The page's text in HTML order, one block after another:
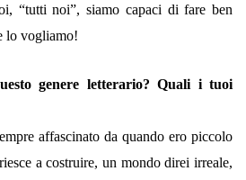
“tutti noi”, siamo capaci di fare ben
lo vogliamo!
genere letterario? Quali i tuoi
affascinato da quando ero piccolo
a costruire, un mondo direi irreale,